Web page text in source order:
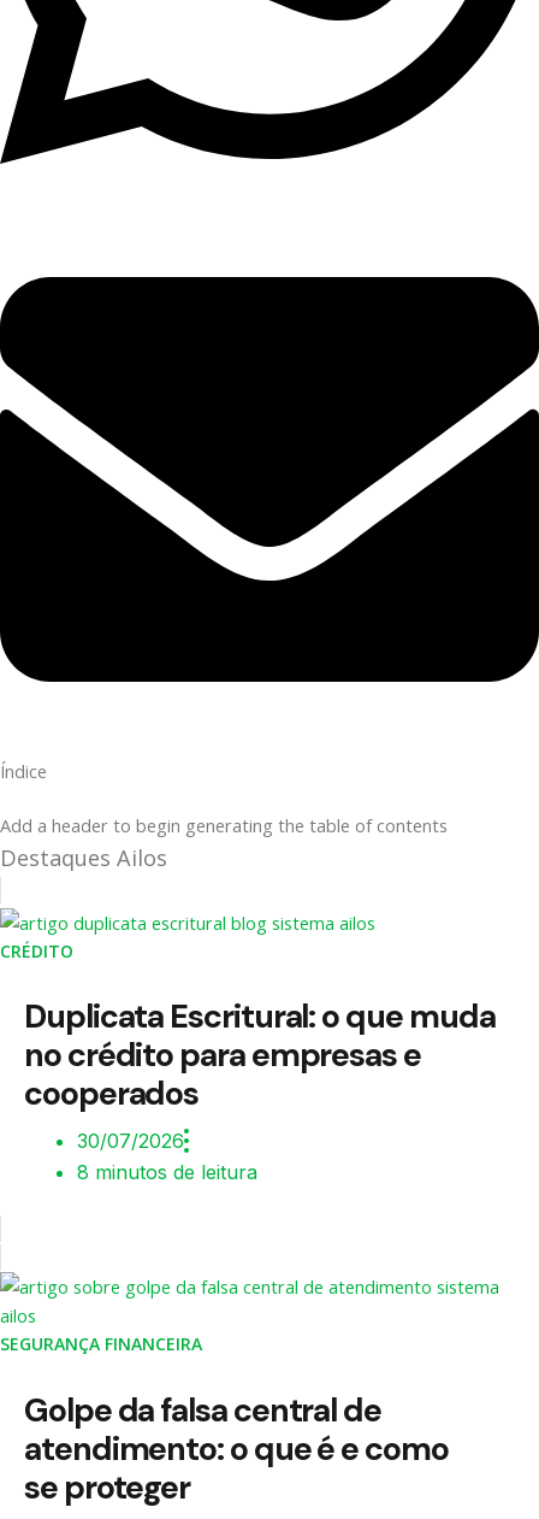
Índice
Add a header to begin generating the table of contents
Destaques Ailos
CRÉDITO
Duplicata Escritural: o que muda
no crédito para empresas e
cooperados
30/07/2026
8 minutos de leitura
SEGURANÇA FINANCEIRA
Golpe da falsa central de
atendimento: o que é e como
se proteger